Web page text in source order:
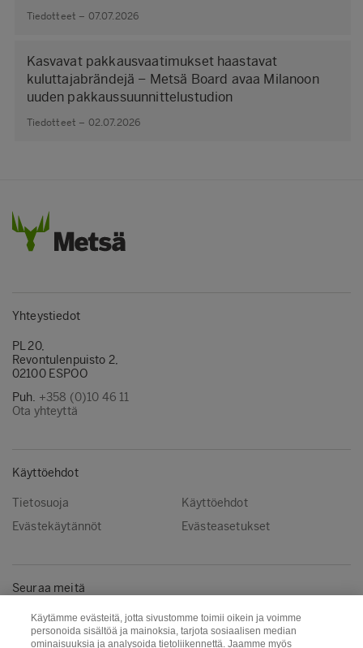
Tiedotteet – 07.07.2026
Kasvavat pakkausvaatimukset haastavat
kuluttajabrändejä – Metsä Board avaa Milanoon
uuden pakkaussuunnittelustudion
Tiedotteet – 02.07.2026
Yhteystiedot
PL 20,
Revontulenpuisto 2,
02100 ESPOO
Puh. +358 (0)10 46 11
Ota yhteyttä
Käyttöehdot
Tietosuoja
Käyttöehdot
Evästekäytännöt
Evästeasetukset
Seuraa meitä
Instagram
LinkedIn
YouTube
Käytämme evästeitä, jotta sivustomme toimii oikein ja voimme
personoida sisältöä ja mainoksia, tarjota sosiaalisen median
ominaisuuksia ja analysoida tietoliikennettä. Jaamme myös